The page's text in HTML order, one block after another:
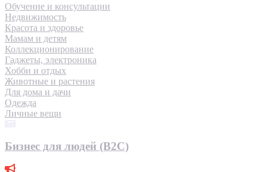
Обучение и консультации
Недвижимость
Красота и здоровье
Мамам и детям
Коллекционирование
Гаджеты, электроника
Хобби и отдых
Животные и растения
Для дома и дачи
Одежда
Личные вещи
Бизнес для людей (B2C)